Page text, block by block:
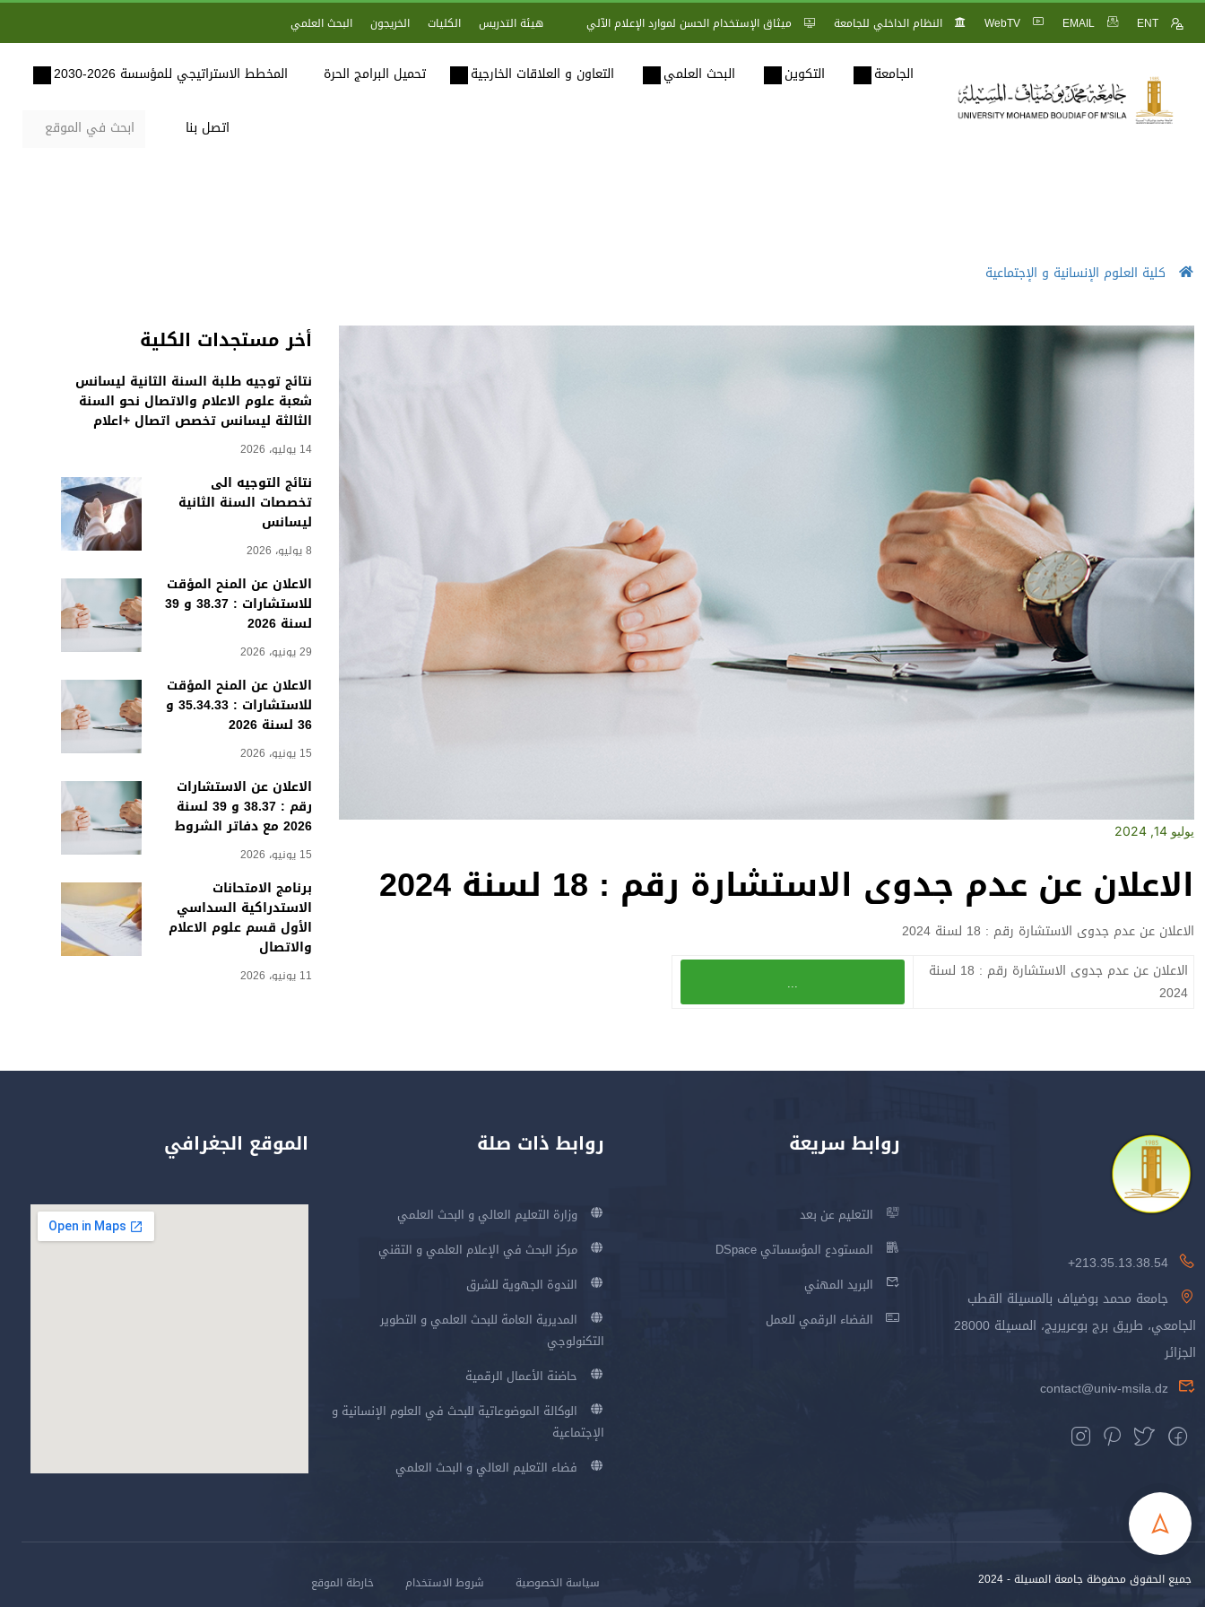
ENT
EMAIL
WebTV النظام الداخلي للجامعة ميثاق الإستخدام الحسن لموارد الإعلام الآلي هيئة التدريس الكليات الخريجون البحث العلمي
الجامعة التكوين البحث العلمي التعاون و العلاقات الخارجية تحميل البرامج الحرة المخطط الاستراتيجي للمؤسسة 2026-2030
اتصل بنا
كلية العلوم الإنسانية و الإجتماعية
أخر مستجدات الكلية
نتائج توجيه طلبة السنة الثانية ليسانس
شعبة علوم الاعلام والاتصال نحو السنة
الثالثة ليسانس تخصص اتصال +اعلام
14 يوليو، 2026
نتائج التوجيه الى
تخصصات السنة الثانية
ليسانس
8 يوليو، 2026
الاعلان عن المنح المؤقت
للاستشارات : 38.37 و 39
لسنة 2026
29 يونيو، 2026
الاعلان عن المنح المؤقت
للاستشارات : 35.34.33 و
36 لسنة 2026
15 يونيو، 2026
الاعلان عن الاستشارات
رقم : 38.37 و 39 لسنة
2026 مع دفاتر الشروط
15 يونيو، 2026
برنامج الامتحانات
الاستدراكية السداسي
الأول قسم علوم الاعلام
والاتصال
11 يونيو، 2026
يوليو 14, 2024
الاعلان عن عدم جدوى الاستشارة رقم : 18 لسنة 2024
الاعلان عن عدم جدوى الاستشارة رقم : 18 لسنة 2024
الاعلان عن عدم جدوى الاستشارة رقم : 18 لسنة
2024
...
213.35.13.38.54+
جامعة محمد بوضياف بالمسيلة القطب
الجامعي، طريق برج بوعريريج، المسيلة 28000
الجزائر
contact@univ-msila.dz
روابط سريعة
التعليم عن بعد
المستودع المؤسساتي DSpace
البريد المهني
الفضاء الرقمي للعمل
روابط ذات صلة
وزارة التعليم العالي و البحث العلمي
مركز البحث في الإعلام العلمي و التقني
الندوة الجهوية للشرق
المديرية العامة للبحث العلمي و التطوير
التكنولوجي
حاضنة الأعمال الرقمية
الوكالة الموضوعاتية للبحث في العلوم الإنسانية و
الإجتماعية
فضاء التعليم العالي و البحث العلمي
الموقع الجغرافي
جميع الحقوق محفوظة جامعة المسيلة - 2024 سياسة الخصوصية شروط الاستخدام خارطة الموقع